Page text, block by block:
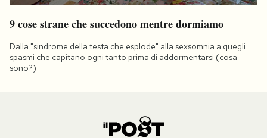
9 cose strane che succedono mentre dormiamo
Dalla "sindrome della testa che esplode" alla sexsomnia a quegli
spasmi che capitano ogni tanto prima di addormentarsi (cosa
sono?)